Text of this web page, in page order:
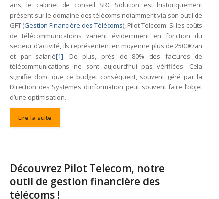
ans, le cabinet de conseil SRC Solution est historiquement
présent sur le domaine des télécoms notamment via son outil de
GFT (Gestion Financière des Télécoms), Pilot Telecom. Si les coûts
de télécommunications varient évidemment en fonction du
secteur d’activité, ils représentent en moyenne plus de 2500€/an
et par salarié[1]. De plus, près de 80% des factures de
télécommunications ne sont aujourd’hui pas vérifiées. Cela
signifie donc que ce budget conséquent, souvent géré par la
Direction des Systèmes d’information peut souvent faire l’objet
d’une optimisation.
Lire la suite
Découvrez Pilot Telecom, notre
outil de gestion financière des
télécoms !